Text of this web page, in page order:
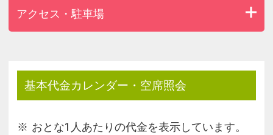
アクセス・駐車場
基本代金カレンダー・空席照会
おとな1人あたりの代金を表示しています。